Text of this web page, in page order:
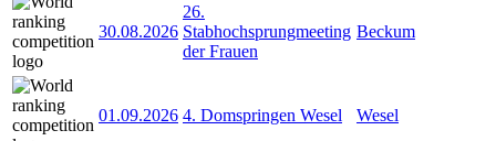
30.08.2026
26.
Stabhochsprungmeeting
der Frauen
Beckum
01.09.2026 4. Domspringen Wesel Wesel